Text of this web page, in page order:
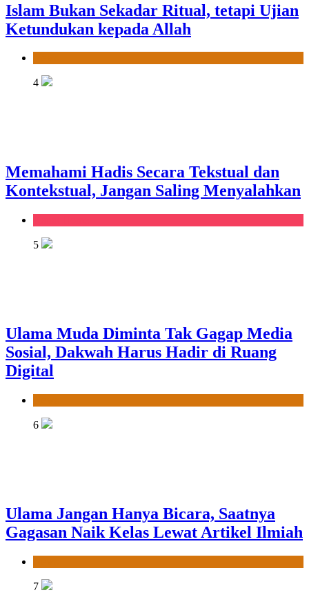
Islam Bukan Sekadar Ritual, tetapi Ujian
Ketundukan kepada Allah
4
Memahami Hadis Secara Tekstual dan
Kontekstual, Jangan Saling Menyalahkan
5
Ulama Muda Diminta Tak Gagap Media
Sosial, Dakwah Harus Hadir di Ruang
Digital
6
Ulama Jangan Hanya Bicara, Saatnya
Gagasan Naik Kelas Lewat Artikel Ilmiah
7